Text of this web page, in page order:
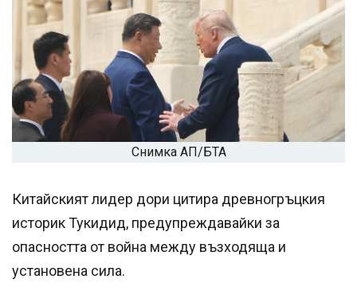
Снимка АП/БТА
Китайският лидер дори цитира древногръцкия
историк Тукидид, предупреждавайки за
опасността от война между възходяща и
установена сила.